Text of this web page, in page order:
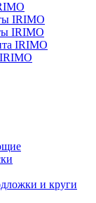
IRIMO
IRIMO
IRIMO
и круги